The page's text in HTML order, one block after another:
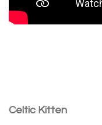
Celtic Kitten